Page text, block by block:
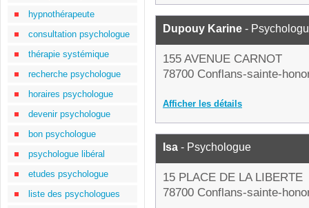
hypnothérapeute
consultation psychologue
thérapie systémique
recherche psychologue
horaires psychologue
devenir psychologue
bon psychologue
psychologue libéral
etudes psychologue
liste des psychologues
Dupouy Karine -
155 AVENUE CARNOT
78700 Conflans-sainte-
Afficher les détails
Isa - Psychologue
15 PLACE DE LA LIBERTE
78700 Conflans-sainte-